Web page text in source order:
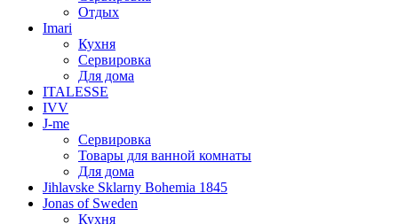
Отдых
Imari
Кухня
Сервировка
Для дома
ITALESSE
IVV
J-me
Сервировка
Товары для ванной комнаты
Для дома
Jihlavske Sklarny Bohemia 1845
Jonas of Sweden
Кухня